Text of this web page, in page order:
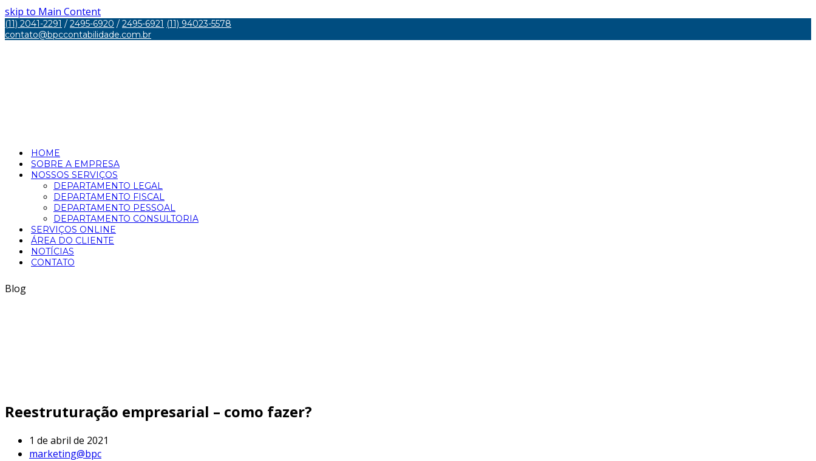
skip to Main Content
(11) 2041-2291 / 2495-6920 / 2495-6921 (11) 94023-5578
contato@bpccontabilidade.com.br
HOME
SOBRE A EMPRESA
NOSSOS SERVIÇOS
DEPARTAMENTO LEGAL
DEPARTAMENTO FISCAL
DEPARTAMENTO PESSOAL
DEPARTAMENTO CONSULTORIA
SERVIÇOS ONLINE
ÁREA DO CLIENTE
NOTÍCIAS
CONTATO
Blog
Reestruturação empresarial – como fazer?
1 de abril de 2021
marketing@bpc